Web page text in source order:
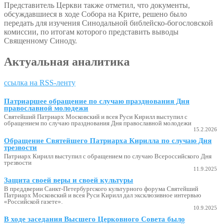
Представитель Церкви также отметил, что документы,
обсуждавшиеся в ходе Собора на Крите, решено было
передать для изучения Синодальной библейско-богословской
комиссии, по итогам которого представить выводы
Священному Синоду.
Актуальная аналитика
ссылка на RSS-ленту
Патриаршее обращение по случаю празднования Дня
православной молодежи
Святейший Патриарх Московский и всея Руси Кирилл выступил с
обращением по случаю празднования Дня православной молодежи
15.2.2026
Обращение Святейшего Патриарха Кирилла по случаю Дня
трезвости
Патриарх Кирилл выступил с обращением по случаю Всероссийского Дня
трезвости
11.9.2025
Защита своей веры и своей культуры
В преддверии Санкт-Петербургского культурного форума Святейший
Патриарх Московский и всея Руси Кирилл дал эксклюзивное интервью
«Российской газете».
10.9.2025
В ходе заседания Высшего Церковного Совета было